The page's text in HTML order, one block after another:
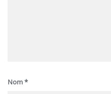
Nom*